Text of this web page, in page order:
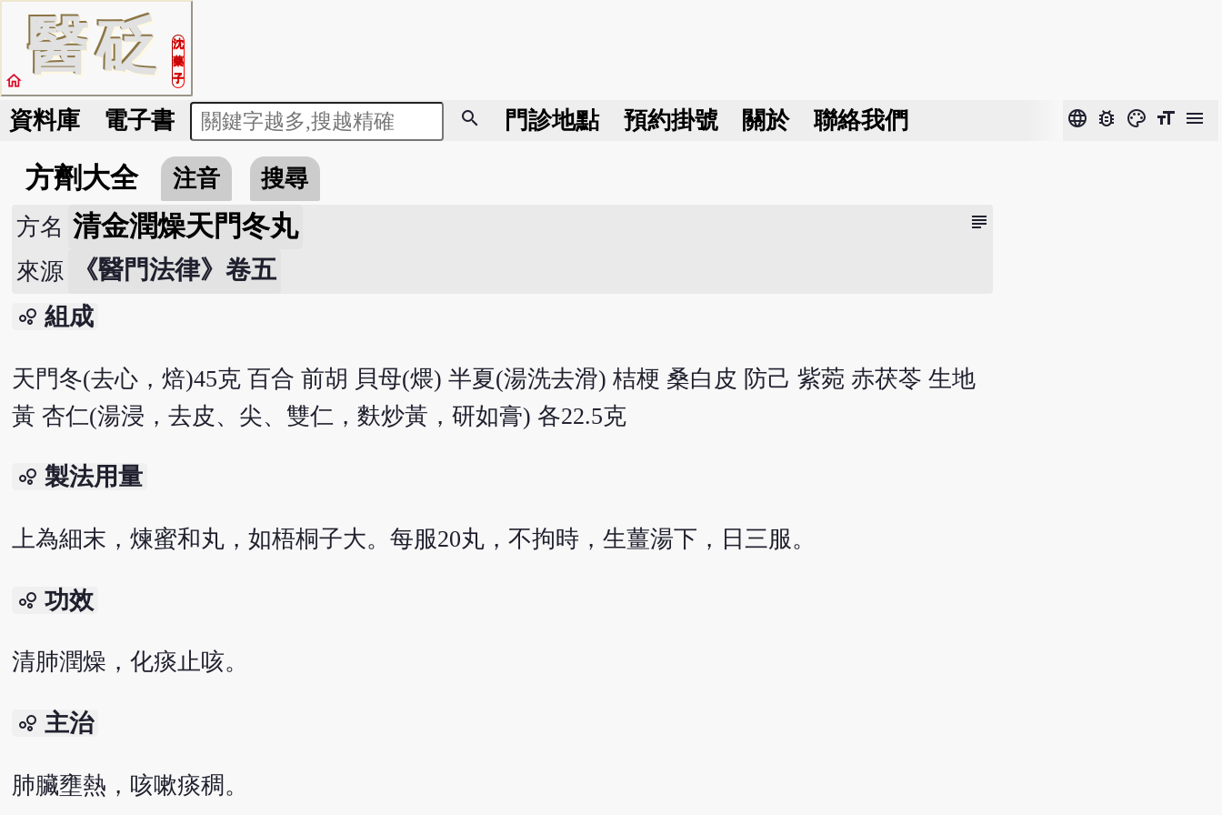
醫砭
沈
藥
子
home
資料庫 電子書 search 門診地點 預約掛號 關於 聯絡我們 language bug_report color_lens format_size menu
方劑大全 注音 搜尋
subject
方名 清金潤燥天門冬丸
來源 《醫門法律》卷五
bubble_chart 組成
天門冬(去心，焙)45克 百合 前胡 貝母(煨) 半夏(湯洗去滑) 桔梗 桑白皮 防己 紫菀 赤茯苓 生地
黃 杏仁(湯浸，去皮、尖、雙仁，麩炒黃，研如膏) 各22.5克
bubble_chart 製法用量
上為細末，煉蜜和丸，如梧桐子大。每服20丸，不拘時，生薑湯下，日三服。
bubble_chart 功效
清肺潤燥，化痰止咳。
bubble_chart 主治
肺臟壅熱，咳嗽痰稠。